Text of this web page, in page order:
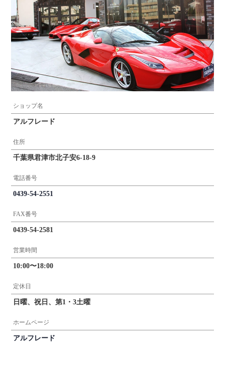
ショップ名
アルフレード
住所
千葉県君津市北子安6-18-9
電話番号
0439-54-2551
FAX番号
0439-54-2581
営業時間
10:00〜18:00
定休日
日曜、祝日、第1・3土曜
ホームページ
アルフレード